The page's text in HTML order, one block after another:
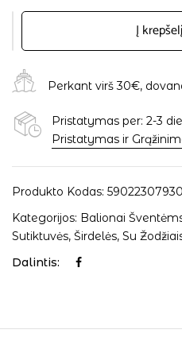
Į krepšelį
Perkant virš 30€,
Pristatymas per: 2-3
Pristatymas ir
Produkto Kodas:
Kategorijos: Balionai
Sutiktuvės, Širdelės, Su
Dalintis: